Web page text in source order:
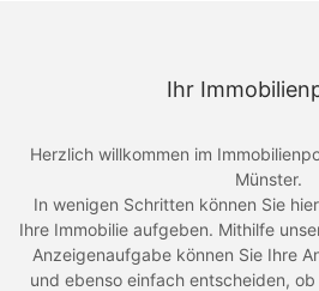
Ihr
Herzlich willkommen im
Münster.
In wenigen Schritten können Sie
Ihre Immobilie aufgeben. Mithilfe
Anzeigenaufgabe können Sie Ihre
und ebenso einfach entscheiden,